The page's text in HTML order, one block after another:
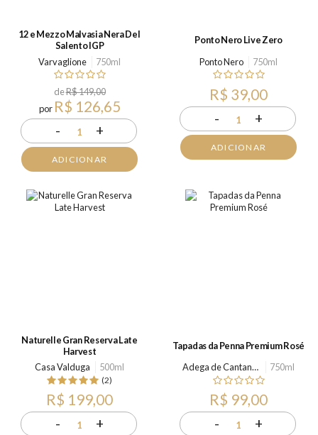
12 e Mezzo Malvasia Nera Del
Salento IGP
Varvaglione
750ml
deR$ 149,00
por R$ 126,65
- 1 +
ADICIONAR
Ponto Nero Live Zero
Ponto Nero
750ml
R$ 39,00
- 1 +
ADICIONAR
Naturelle Gran Reserva Late
Harvest
Casa Valduga
500ml
(2)
R$ 199,00
- 1 +
Tapadas da Penna Premium Rosé
Adega de Cantanhede
750ml
R$ 99,00
- 1 +